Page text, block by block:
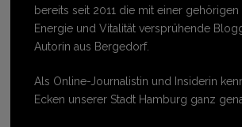
bereits seit 2011 die mit einer gehörigen
Energie und Vitalität versprühende
Autorin aus Bergedorf.
Als Online-Journalistin und Insiderin
Ecken unserer Stadt Hamburg ganz